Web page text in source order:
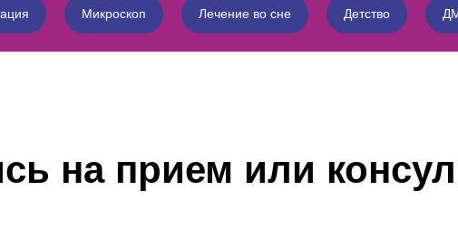
Микроскоп Лечение во сне Детство
на прием или